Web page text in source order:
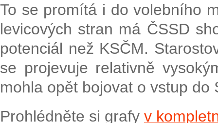
To se promítá i do volebního
levicových stran má ČSSD
potenciál než KSČM.
se projevuje relativně
mohla opět bojovat o vstup do
Prohlédněte si grafy v